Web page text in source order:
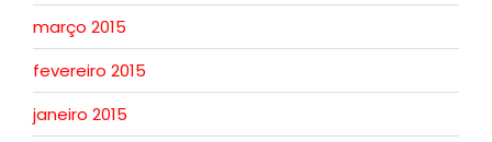
março 2015
fevereiro 2015
janeiro 2015